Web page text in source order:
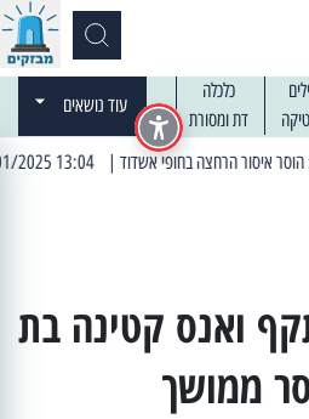
כלכלה
דת ומסורת
עוד נושאים
| 13:04 14/01/2025 עובדים בלילות: עבודות קרצוף וריבוד אספלט
ואנס קטינה בת